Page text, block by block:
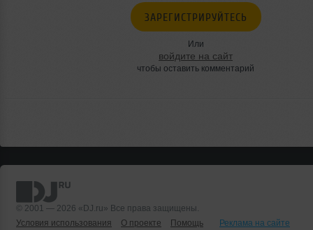
ЗАРЕГИСТРИРУЙТЕСЬ
Или
войдите на сайт
чтобы оставить комментарий
© 2001 — 2026 «DJ.ru» Все права защищены.
Условия использования
О проекте Помощь
Реклама на сайте